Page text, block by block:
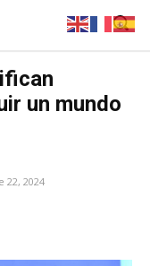
un mundo
22, 2024